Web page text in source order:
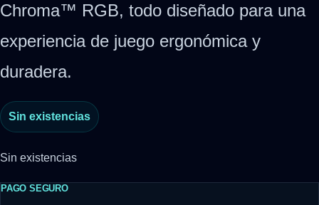
Chroma™ RGB, todo diseñado para una
experiencia de juego ergonómica y
duradera.
Sin existencias
Sin existencias
PAGO SEGURO